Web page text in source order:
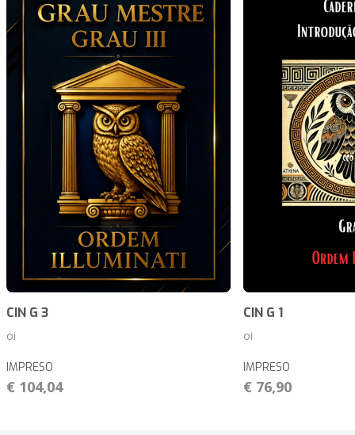
CIN G 3
oi
IMPRESO
€ 104,04
CIN G 1
oi
IMPRESO
€ 76,90